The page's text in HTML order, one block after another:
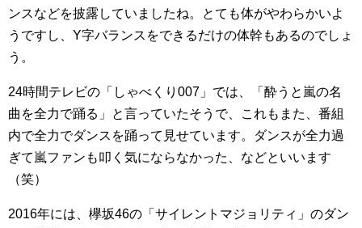
ンスなどを披露していましたね。とても体がやわらかいよ
うですし、Y字バランスをできるだけの体幹もあるのでしょ
う。
24時間テレビの「しゃべくり007」では、「酔うと嵐の名
曲を全力で踊る」と言っていたそうで、これもまた、番組
内で全力でダンスを踊って見せています。ダンスが全力過
ぎて嵐ファンも叩く気にならなかった、などといいます
（笑）
2016年には、欅坂46の「サイレントマジョリティ」のダン